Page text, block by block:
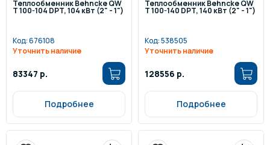
Теплообменник Behncke QW
T 100-104 DPT, 104 кВт (2" - 1")
Код:676108
Уточнить наличие
83347 р.
Подробнее
Теплообменник Behncke QW
T 100-140 DPT, 140 кВт (2" - 1")
Код:538505
Уточнить наличие
128556 р.
Подробнее